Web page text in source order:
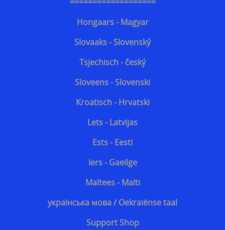
Lets - Latvijas
Ests - Eesti
Iers - Gaeilge
Maltees - Malti
українська мова / Oekraiënse taal
Support Shop
+++
Engarde® Leopard™ marineblauw NIJ-3A MT-PRO
kogelvrij vest
Zoekhulp
Professioneel steekwerend vest bewakingsagenten
Hongaars - Magyar
Slovaaks - Slovenský
Tsjechisch - český
Sloveens - Slovenski
Kroatisch - Hrvatski
Lets - Latvijas
Ests - Eesti
Iers - Gaeilge
Maltees - Malti
українська мова / Oekraiënse taal
Support Shop